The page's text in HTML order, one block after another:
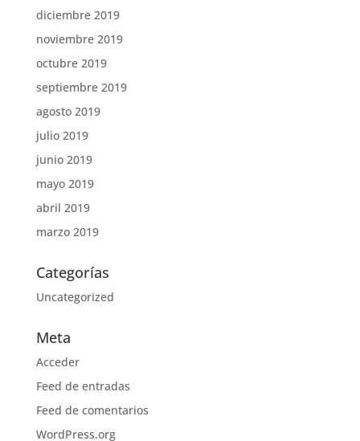
diciembre 2019
noviembre 2019
octubre 2019
septiembre 2019
agosto 2019
julio 2019
junio 2019
mayo 2019
abril 2019
marzo 2019
Categorías
Uncategorized
Meta
Acceder
Feed de entradas
Feed de comentarios
WordPress.org